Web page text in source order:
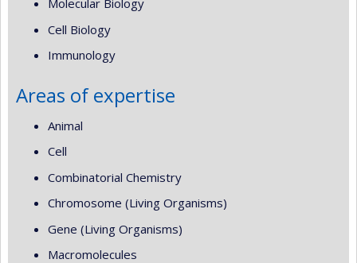
Molecular Biology
Cell Biology
Immunology
Areas of expertise
Animal
Cell
Combinatorial Chemistry
Chromosome (Living Organisms)
Gene (Living Organisms)
Macromolecules